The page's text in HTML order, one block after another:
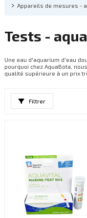
Tests -
Une eau d'aquarium d'eau
pourquoi chez AquaBota,
qualité supérieure à un prix
Filtrer
Appareils de mesures -